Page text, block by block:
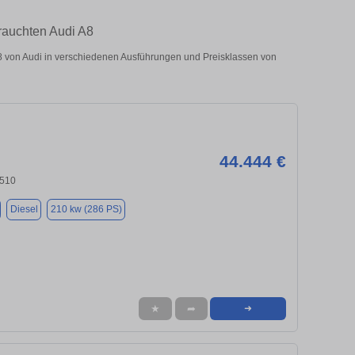
Audi A8
Audi in verschiedenen Ausführungen und Preisklassen von
44.444 €
Diesel 210 kw (286 PS)
★ ➦ ➜